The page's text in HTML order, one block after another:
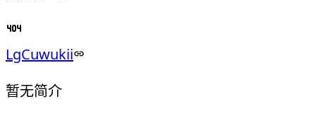
LgCuwukii
暂无简介